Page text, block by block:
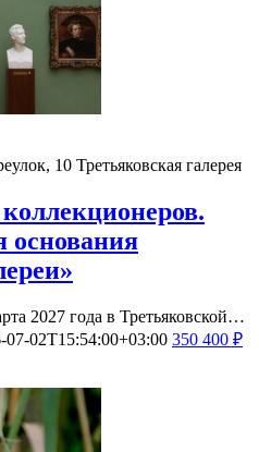
10 Третьяковская галерея
основания
2027 года в Третьяковской…
07-02T15:54:00+03:00 350 400 ₽